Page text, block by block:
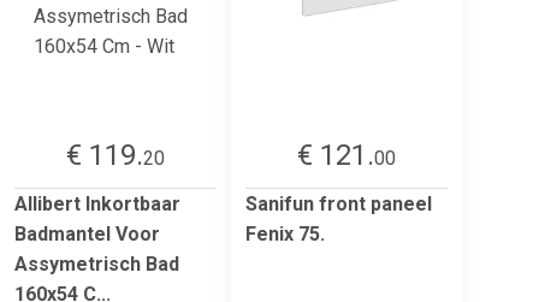
€ 119.20
Allibert Inkortbaar
Badmantel Voor
Assymetrisch Bad
160x54 C...
€ 121.00
Sanifun front paneel
Fenix 75.